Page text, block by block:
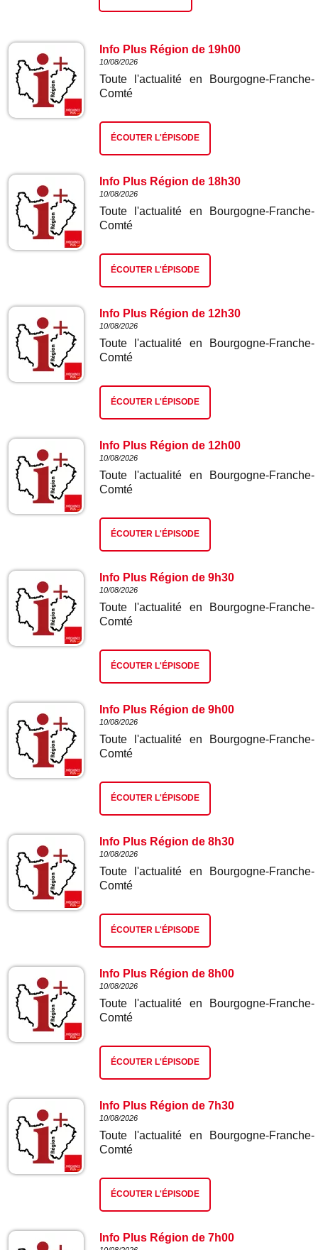
Info Plus Région de 19h00
10/08/2026
Toute l'actualité en Bourgogne-Franche-
Comté
ÉCOUTER L'ÉPISODE
Info Plus Région de 18h30
10/08/2026
Toute l'actualité en Bourgogne-Franche-
Comté
ÉCOUTER L'ÉPISODE
Info Plus Région de 12h30
10/08/2026
Toute l'actualité en Bourgogne-Franche-
Comté
ÉCOUTER L'ÉPISODE
Info Plus Région de 12h00
10/08/2026
Toute l'actualité en Bourgogne-Franche-
Comté
ÉCOUTER L'ÉPISODE
Info Plus Région de 9h30
10/08/2026
Toute l'actualité en Bourgogne-Franche-
Comté
ÉCOUTER L'ÉPISODE
Info Plus Région de 9h00
10/08/2026
Toute l'actualité en Bourgogne-Franche-
Comté
ÉCOUTER L'ÉPISODE
Info Plus Région de 8h30
10/08/2026
Toute l'actualité en Bourgogne-Franche-
Comté
ÉCOUTER L'ÉPISODE
Info Plus Région de 8h00
10/08/2026
Toute l'actualité en Bourgogne-Franche-
Comté
ÉCOUTER L'ÉPISODE
Info Plus Région de 7h30
10/08/2026
Toute l'actualité en Bourgogne-Franche-
Comté
ÉCOUTER L'ÉPISODE
Info Plus Région de 7h00